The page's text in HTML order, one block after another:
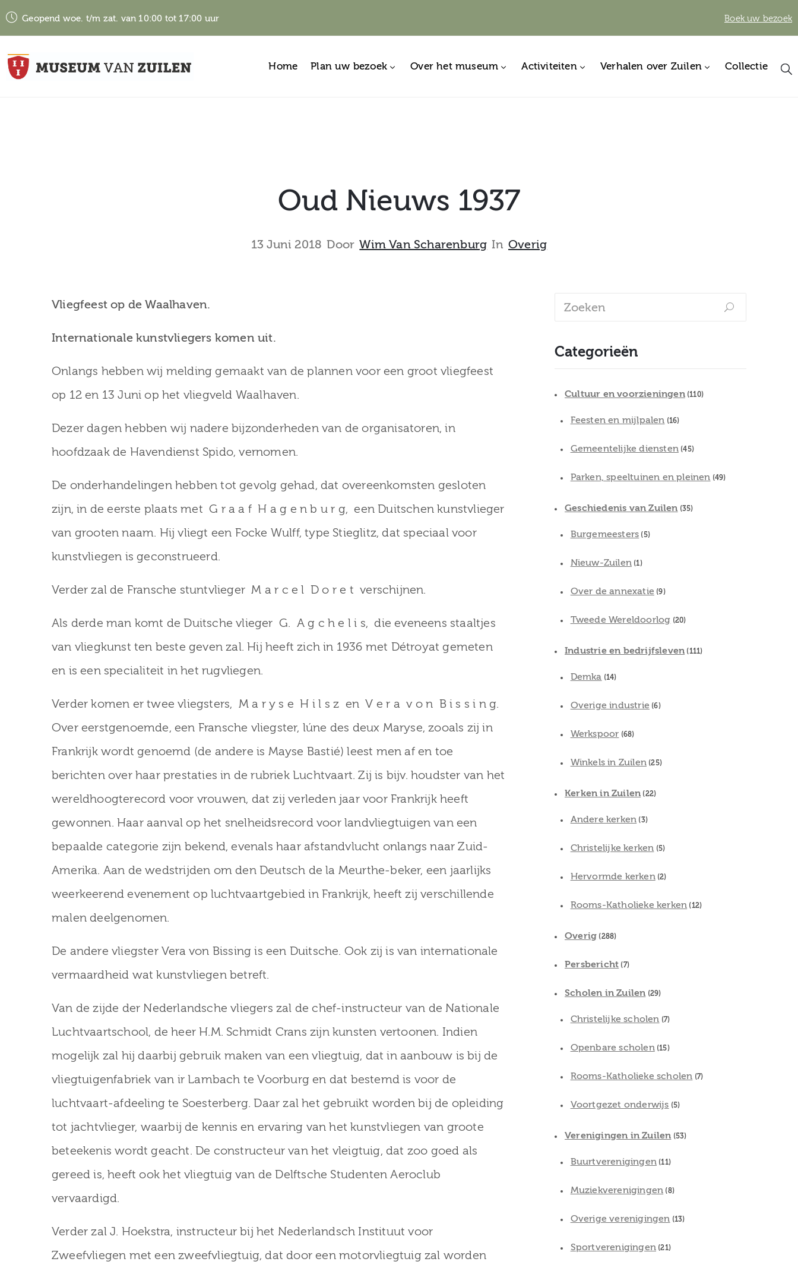
Geopend woe. t/m zat. van 10:00 tot 17:00 uur Boek uw bezoek
Home Plan uw bezoek Over het museum Activiteiten Verhalen over Zuilen Collectie
Oud Nieuws 1937
13 Juni 2018 Door Wim Van Scharenburg In Overig
Vliegfeest op de Waalhaven.
Internationale kunstvliegers komen uit.
Onlangs hebben wij melding gemaakt van de plannen voor een groot vliegfeest
op 12 en 13 Juni op het vliegveld Waalhaven.
Dezer dagen hebben wij nadere bijzonderheden van de organisatoren, in
hoofdzaak de Havendienst Spido, vernomen.
De onderhandelingen hebben tot gevolg gehad, dat overeenkomsten gesloten
zijn, in de eerste plaats met G r a a f H a g e n b u r g, een Duitschen kunstvlieger
van grooten naam. Hij vliegt een Focke Wulff, type Stieglitz, dat speciaal voor
kunstvliegen is geconstrueerd.
Verder zal de Fransche stuntvlieger M a r c e l D o r e t verschijnen.
Als derde man komt de Duitsche vlieger G. A g c h e l i s, die eveneens staaltjes
van vliegkunst ten beste geven zal. Hij heeft zich in 1936 met Détroyat gemeten
en is een specialiteit in het rugvliegen.
Verder komen er twee vliegsters, M a r y s e H i l s z en V e r a v o n B i s s i n g.
Over eerstgenoemde, een Fransche vliegster, lúne des deux Maryse, zooals zij in
Frankrijk wordt genoemd (de andere is Mayse Bastié) leest men af en toe
berichten over haar prestaties in de rubriek Luchtvaart. Zij is bijv. houdster van het
wereldhoogterecord voor vrouwen, dat zij verleden jaar voor Frankrijk heeft
gewonnen. Haar aanval op het snelheidsrecord voor landvliegtuigen van een
bepaalde categorie zijn bekend, evenals haar afstandvlucht onlangs naar Zuid-
Amerika. Aan de wedstrijden om den Deutsch de la Meurthe-beker, een jaarlijks
weerkeerend evenement op luchtvaartgebied in Frankrijk, heeft zij verschillende
malen deelgenomen.
De andere vliegster Vera von Bissing is een Duitsche. Ook zij is van internationale
vermaardheid wat kunstvliegen betreft.
Van de zijde der Nederlandsche vliegers zal de chef-instructeur van de Nationale
Luchtvaartschool, de heer H.M. Schmidt Crans zijn kunsten vertoonen. Indien
mogelijk zal hij daarbij gebruik maken van een vliegtuig, dat in aanbouw is bij de
vliegtuigenfabriek van ir Lambach te Voorburg en dat bestemd is voor de
luchtvaart-afdeeling te Soesterberg. Daar zal het gebruikt worden bij de opleiding
tot jachtvlieger, waarbij de kennis en ervaring van het kunstvliegen van groote
beteekenis wordt geacht. De constructeur van het vleigtuig, dat zoo goed als
gereed is, heeft ook het vliegtuig van de Delftsche Studenten Aeroclub
vervaardigd.
Verder zal J. Hoekstra, instructeur bij het Nederlandsch Instituut voor
Zweefvliegen met een zweefvliegtuig, dat door een motorvliegtuig zal worden
Categorieën
Cultuur en voorzieningen(110)
Feesten en mijlpalen (16)
Gemeentelijke diensten (45)
Parken, speeltuinen en pleinen (49)
Geschiedenis van Zuilen (35)
Burgemeesters (5)
Nieuw-Zuilen (1)
Over de annexatie (9)
Tweede Wereldoorlog (20)
Industrie en bedrijfsleven (111)
Demka (14)
Overige industrie (6)
Werkspoor (68)
Winkels in Zuilen (25)
Kerken in Zuilen (22)
Andere kerken (3)
Christelijke kerken (5)
Hervormde kerken(2)
Rooms-Katholieke kerken (12)
Overig (288)
Persbericht (7)
Scholen in Zuilen (29)
Christelijke scholen (7)
Openbare scholen(15)
Rooms-Katholieke scholen (7)
Voortgezet onderwijs (5)
Verenigingen in Zuilen (53)
Buurtverenigingen (11)
Muziekverenigingen (8)
Overige verenigingen (13)
Sportverenigingen (21)